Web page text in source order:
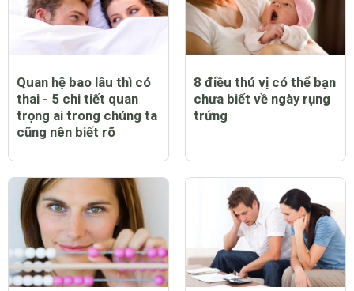
Quan hệ bao lâu thì có
thai - 5 chi tiết quan
trọng ai trong chúng ta
cũng nên biết rõ
8 điều thú vị có thể bạn
chưa biết về ngày rụng
trứng